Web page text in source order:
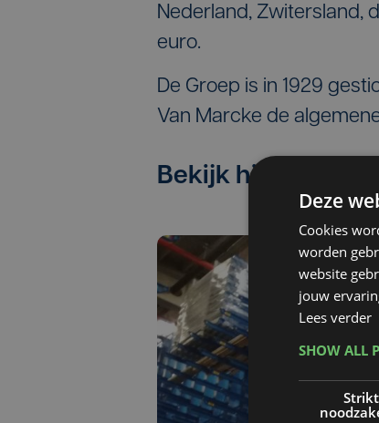
Nederland, Zwitersland,
euro.
De Groep is in 1929
Van Marcke de
Bekijk hier de
Deze
Cookies
worden
website
jouw
Lees verder
SHOW ALL
Strikt